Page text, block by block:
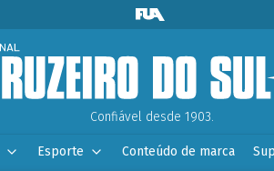
Confiável desde 1903.
Esporte Conteúdo de marca